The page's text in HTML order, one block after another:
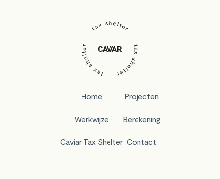
Home Projecten
Werkwijze Berekening
Caviar Tax Shelter Contact